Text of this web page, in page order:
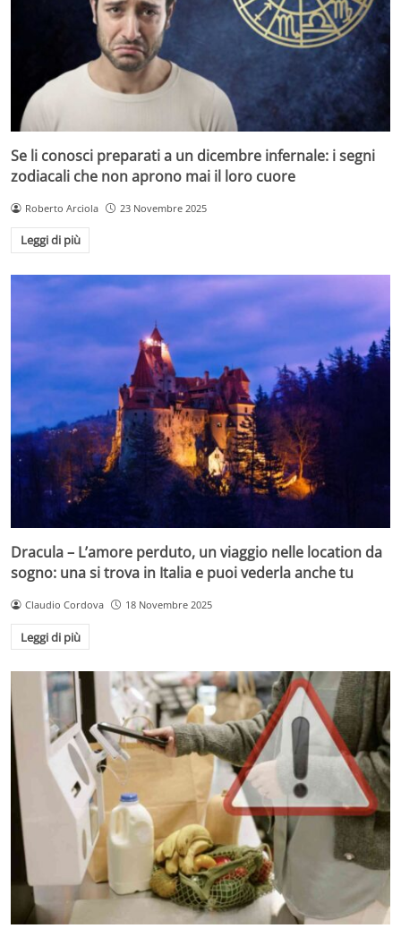
Se li conosci preparati a un dicembre infernale: i segni
zodiacali che non aprono mai il loro cuore
Roberto Arciola 23 Novembre 2025
Leggi di più
Dracula – L’amore perduto, un viaggio nelle location da
sogno: una si trova in Italia e puoi vederla anche tu
Claudio Cordova 18 Novembre 2025
Leggi di più